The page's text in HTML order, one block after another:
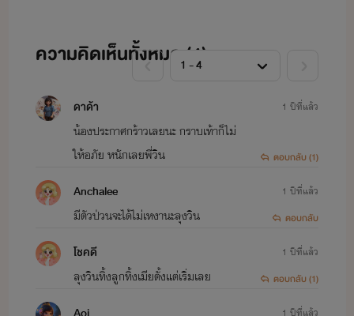
ความคิดเห็นทั้งหมด (4)
ดาด้า
น้องประกาศกร้าวเลยนะ กราบเท้าก็ไม่
ให้อภัย หนักเลยพี่วิน
1 ปีที่แล้ว
ตอบกลับ (1)
Anchalee
มีตัวป่วนจะได้ไม่เหงานะลุงวิน
1 ปีที่แล้ว
ตอบกลับ
โชคดี
ลุงวินทิ้งลูกทิ้งเมียตั้งแต่เริ่มเลย
1 ปีที่แล้ว
ตอบกลับ (1)
1 ปีที่แล้ว